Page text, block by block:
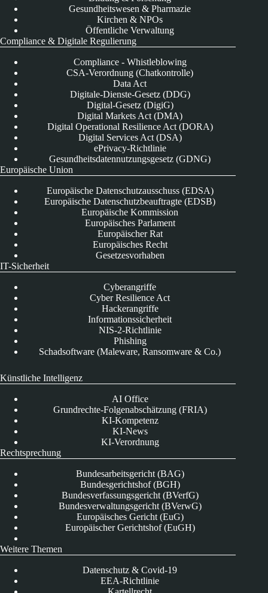
Gesundheitswesen & Pharmazie
Kirchen & NPOs
Öffentliche Verwaltung
Compliance & Digitale Regulierung
Compliance - Whistleblowing
CSA-Verordnung (Chatkontrolle)
Data Act
Digitale-Dienste-Gesetz (DDG)
Digital-Gesetz (DigiG)
Digital Markets Act (DMA)
Digital Operational Resilience Act (DORA)
Digital Services Act (DSA)
ePrivacy-Richtlinie
Gesundheitsdatennutzungsgesetz (GDNG)
Europäische Union
Europäische Datenschutzausschuss (EDSA)
Europäische Datenschutzbeauftragte (EDSB)
Europäische Kommission
Europäisches Parlament
Europäischer Rat
Europäisches Recht
Gesetzesvorhaben
IT-Sicherheit
Cyberangriffe
Cyber Resilience Act
Hackerangriffe
Informationssicherheit
NIS-2-Richtlinie
Phishing
Schadsoftware (Maleware, Ransomware & Co.)
Künstliche Intelligenz
AI Office
Grundrechte-Folgenabschätzung (FRIA)
KI-Kompetenz
KI-News
KI-Verordnung
Rechtsprechung
Bundesarbeitsgericht (BAG)
Bundesgerichtshof (BGH)
Bundesverfassungsgericht (BVerfG)
Bundesverwaltungsgericht (BVerwG)
Europäisches Gericht (EuG)
Europäischer Gerichtshof (EuGH)
Weitere Themen
Datenschutz & Covid-19
EEA-Richtlinie